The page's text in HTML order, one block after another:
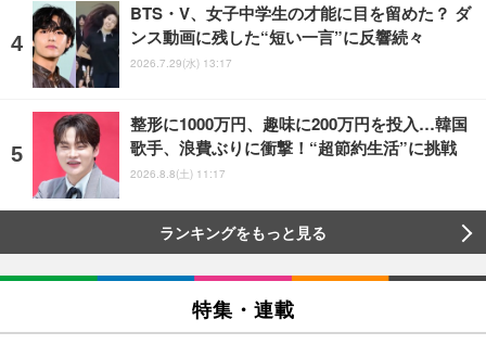
BTS・V、女子中学生の才能に目を留めた？ ダ
ンス動画に残した“短い一言”に反響続々
2026.7.29(水) 13:17
整形に1000万円、趣味に200万円を投入…韓国
歌手、浪費ぶりに衝撃！“超節約生活”に挑戦
2026.8.8(土) 11:17
ランキングをもっと見る
特集・連載